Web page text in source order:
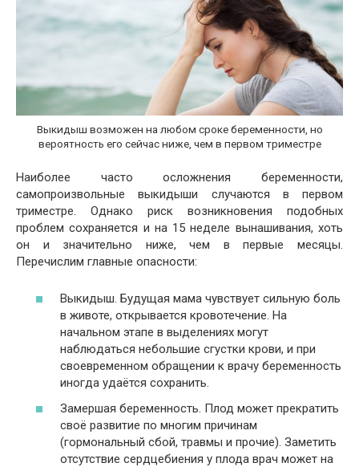
Выкидыш возможен на любом сроке беременности, но
вероятность его сейчас ниже, чем в первом триместре
Наиболее часто осложнения беременности,
самопроизвольные выкидыши случаются в первом
триместре. Однако риск возникновения подобных
проблем сохраняется и на 15 неделе вынашивания, хоть
он и значительно ниже, чем в первые месяцы.
Перечислим главные опасности:
Выкидыш. Будущая мама чувствует сильную боль
в животе, открывается кровотечение. На
начальном этапе в выделениях могут
наблюдаться небольшие сгустки крови, и при
своевременном обращении к врачу беременность
иногда удаётся сохранить.
Замершая беременность. Плод может прекратить
своё развитие по многим причинам
(гормональный сбой, травмы и прочие). Заметить
отсутствие сердцебиения у плода врач может на